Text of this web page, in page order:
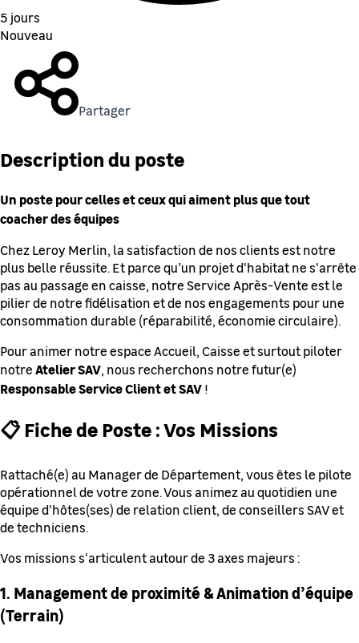
5 jours
Nouveau
Partager
Description du poste
Un poste pour celles et ceux qui aiment plus que tout
coacher des équipes
Chez Leroy Merlin, la satisfaction de nos clients est notre
plus belle réussite. Et parce qu’un projet d'habitat ne s'arrête
pas au passage en caisse, notre Service Après-Vente est le
pilier de notre fidélisation et de nos engagements pour une
consommation durable (réparabilité, économie circulaire).
Pour animer notre espace Accueil, Caisse et surtout piloter
notreAtelier SAV, nous recherchons notre futur(e)
Responsable Service Client et SAV!
📋 Fiche de Poste : Vos Missions
Rattaché(e) au Manager de Département, vous êtes le pilote
opérationnel de votre zone. Vous animez au quotidien une
équipe d'hôtes(ses) de relation client, de conseillers SAV et
de techniciens.
Vos missions s'articulent autour de 3 axes majeurs :
1. Management de proximité & Animation d’équipe
(Terrain)